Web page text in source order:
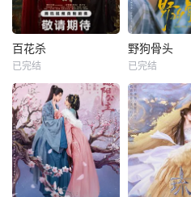
百花杀
已完结
野狗骨头
已完结